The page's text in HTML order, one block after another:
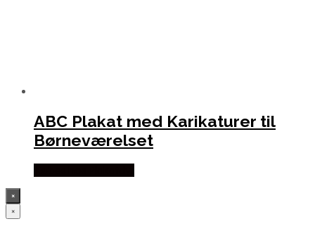
ABC Plakat med Karikaturer til
Børneværelset
×
×